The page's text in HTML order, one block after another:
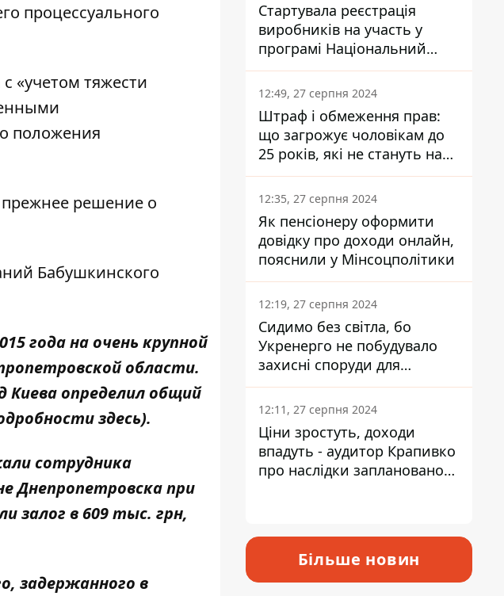
процессуального
«учетом тяжести
положения
решение о
Бабушкинского
года на очень крупной
области.
Киева определил общий
здесь).
сотрудника
Днепропетровска при
залог в 609 тыс. грн,
задержанного в
Стартувала реєстрація
виробників на участь у
програмі Національний
кешбек: як це зробити
через портал Дія
12:49, 27 серпня 2024
Штраф і обмеження прав:
що загрожує чоловікам до
25 років, які не стануть на
військовий облік
12:35, 27 серпня 2024
Як пенсіонеру оформити
довідку про доходи онлайн,
пояснили у Мінсоцполітики
12:19, 27 серпня 2024
Сидимо без світла, бо
Укренерго не побудувало
захисні споруди для
енергетики - нардеп
Кучеренко
12:11, 27 серпня 2024
Ціни зростуть, доходи
впадуть - аудитор Крапивко
про наслідки запланованого
Більше новин